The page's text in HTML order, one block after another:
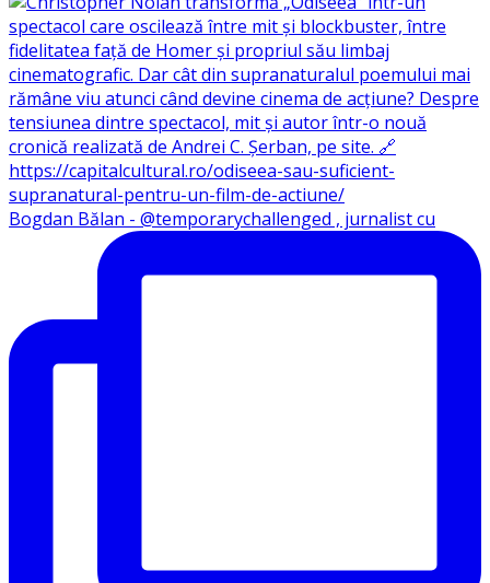
Bogdan Bălan - @temporarychallenged , jurnalist cu